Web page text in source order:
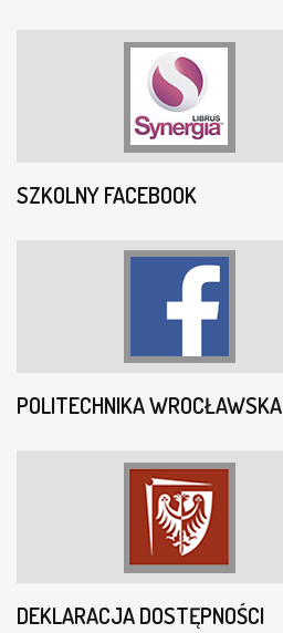
SZKOLNY FACEBOOK
POLITECHNIKA WROCŁAWSKA
DEKLARACJA DOSTĘPNOŚCI